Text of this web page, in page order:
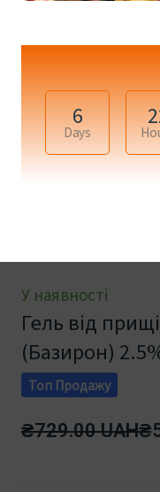
У наявності
Гель від
(Базирон)
Топ Продажу
₴729.00 UAH
6
Days